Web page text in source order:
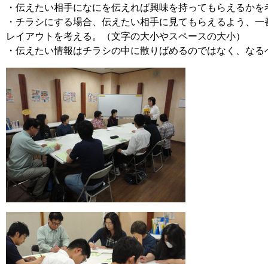
・伝えたい相手になにを伝えれば興味を持ってもらえるか
・チラシにする場合、伝えたい相手に見てもらえるよう、
レイアウトを考える。（文字の大小やスペースの大小）
・伝えたい情報はチラシの中に散りばめるのではなく、な